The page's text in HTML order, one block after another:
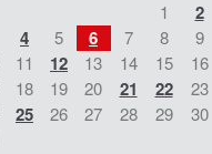
1 2
4 5 6 7 8
9
11 12 13 14 15
16
18 19 20 21 22
23
25 26 27 28 29
30